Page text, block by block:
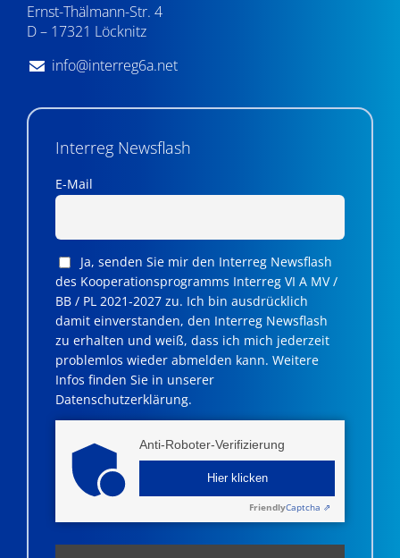
Ernst-Thälmann-Str. 4
D – 17321 Löcknitz
info@interreg6a.net
Interreg Newsflash
E-Mail
Ja, senden Sie mir den Interreg Newsflash
des Kooperationsprogramms Interreg VI A MV /
BB / PL 2021-2027 zu. Ich bin ausdrücklich
damit einverstanden, den Interreg Newsflash
zu erhalten und weiß, dass ich mich jederzeit
problemlos wieder abmelden kann. Weitere
Infos finden Sie in unserer
Datenschutzerklärung.
Anti-Roboter-Verifizierung
Hier klicken
FriendlyCaptcha ⇗